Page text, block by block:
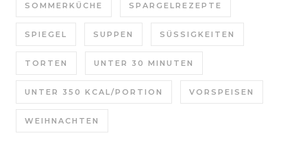
SOMMERKÜCHE SPARGELREZEPTE
SPIEGEL SUPPEN SÜSSIGKEITEN
TORTEN UNTER 30 MINUTEN
UNTER 350 KCAL/PORTION VORSPEISEN
WEIHNACHTEN